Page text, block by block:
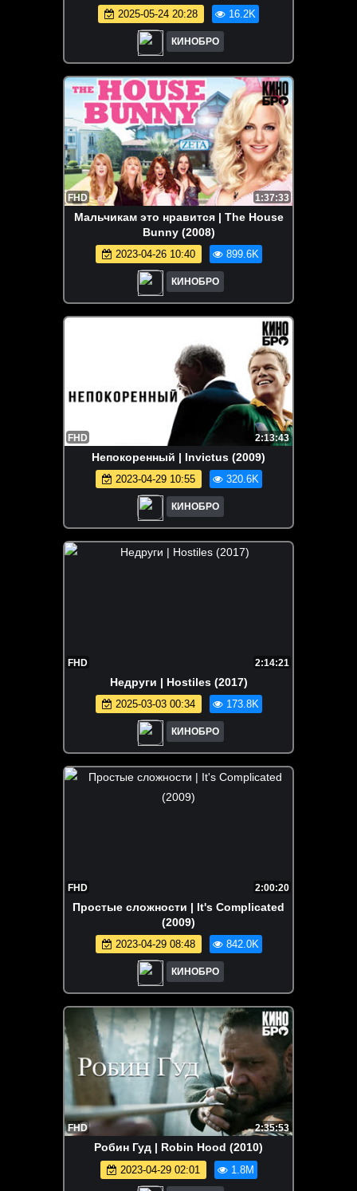
2025-05-24 20:28 16.2K
КИНОБРО
FHD 1:37:33
Мальчикам это нравится | The House
Bunny (2008)
2023-04-26 10:40 899.6K
КИНОБРО
FHD 2:13:43
Непокоренный | Invictus (2009)
2023-04-29 10:55 320.6K
КИНОБРО
FHD 2:14:21
Недруги | Hostiles (2017)
2025-03-03 00:34 173.8K
КИНОБРО
FHD 2:00:20
Простые сложности | It's Complicated
(2009)
2023-04-29 08:48 842.0K
КИНОБРО
FHD 2:35:53
Робин Гуд | Robin Hood (2010)
2023-04-29 02:01 1.8M